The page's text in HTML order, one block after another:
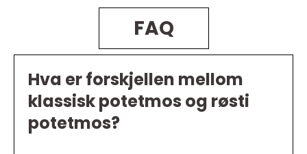
FAQ
Hva er forskjellen mellom
klassisk potetmos og røsti
potetmos?